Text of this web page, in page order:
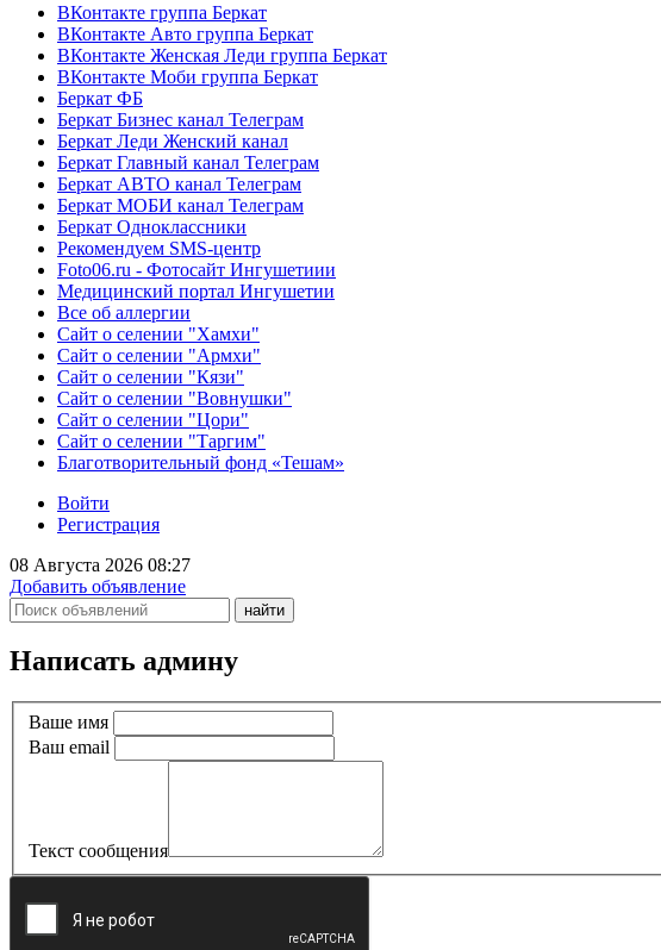
ВКонтакте группа Беркат
ВКонтакте Авто группа Беркат
ВКонтакте Женская Леди группа Беркат
ВКонтакте Моби группа Беркат
Беркат ФБ
Беркат Бизнес канал Телеграм
Беркат Леди Женский канал
Беркат Главный канал Телеграм
Беркат АВТО канал Телеграм
Беркат МОБИ канал Телеграм
Беркат Одноклассники
Рекомендуем SMS-центр
Foto06.ru - Фотосайт Ингушетиии
Медицинский портал Ингушетии
Все об аллергии
Сайт о селении "Хамхи"
Сайт о селении "Армхи"
Сайт о селении "Кязи"
Сайт о селении "Вовнушки"
Сайт о селении "Цори"
Сайт о селении "Таргим"
Благотворительный фонд «Тешам»
Войти
Регистрация
08 Августа 2026 08:27
Добавить объявление
Написать админу
Ваше имя
Ваш email
Текст сообщения